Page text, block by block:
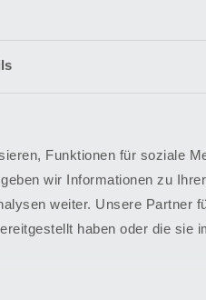
Funktionen für soziale
wir Informationen zu
weiter. Unsere Partner
haben oder die sie
und Gefäßzentrum
Str. 25
Bad Bevensen